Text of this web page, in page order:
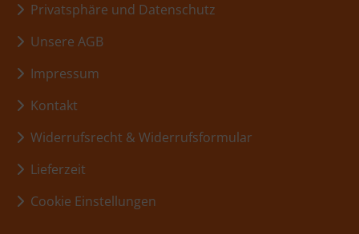
Privatsphäre und Datenschutz
Unsere AGB
Impressum
Kontakt
Widerrufsrecht & Widerrufsformular
Lieferzeit
Cookie Einstellungen